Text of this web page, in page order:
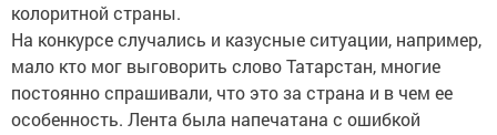
колоритной страны.
На конкурсе случались и казусные ситуации, например,
мало кто мог выговорить слово Татарстан, многие
постоянно спрашивали, что это за страна и в чем ее
особенность. Лента была напечатана с ошибкой